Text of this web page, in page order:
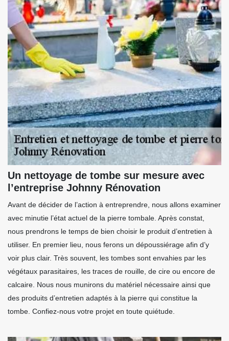
Un nettoyage de tombe sur mesure avec
l’entreprise Johnny Rénovation
Avant de décider de l’action à entreprendre, nous allons examiner
avec minutie l’état actuel de la pierre tombale. Après constat,
nous prendrons le temps de bien choisir le produit d’entretien à
utiliser. En premier lieu, nous ferons un dépoussiérage afin d’y
voir plus clair. Très souvent, les tombes sont envahies par les
végétaux parasitaires, les traces de rouille, de cire ou encore de
calcaire. Nous nous munirons du matériel nécessaire ainsi que
des produits d’entretien adaptés à la pierre qui constitue la
tombe. Confiez-nous votre projet en toute quiétude.